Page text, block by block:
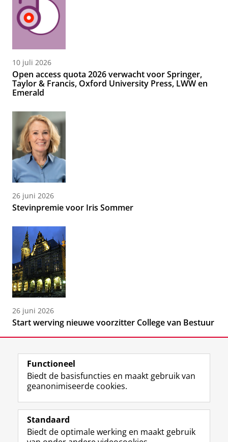
10 juli 2026
Open access quota 2026 verwacht voor Springer,
Taylor & Francis, Oxford University Press, LWW en
Emerald
26 juni 2026
Stevinpremie voor Iris Sommer
26 juni 2026
Start werving nieuwe voorzitter College van Bestuur
Volg de RUG
F
a
e
L
i
k
R
S
-
I
n
t
Y
o
T
Studiekiezers
Functioneel
Biedt de basisfuncties en maakt gebruik van
geanonimiseerde cookies.
Standaard
Biedt de optimale werking en maakt gebruik